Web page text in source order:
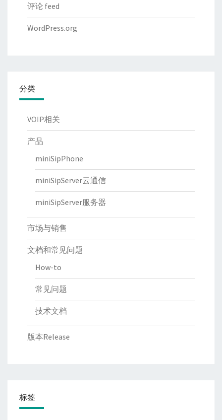
评论 feed
WordPress.org
分类
VOIP相关
产品
miniSipPhone
miniSipServer云通信
miniSipServer服务器
市场与销售
文档和常见问题
How-to
常见问题
技术文档
版本Release
标签